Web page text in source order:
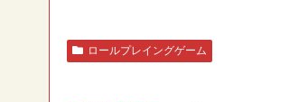
ロールプレイングゲーム